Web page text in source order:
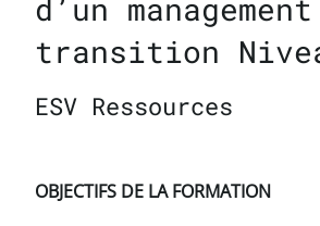
d’un
transition
ESV Ressources
OBJECTIFS DE LA FORMATION